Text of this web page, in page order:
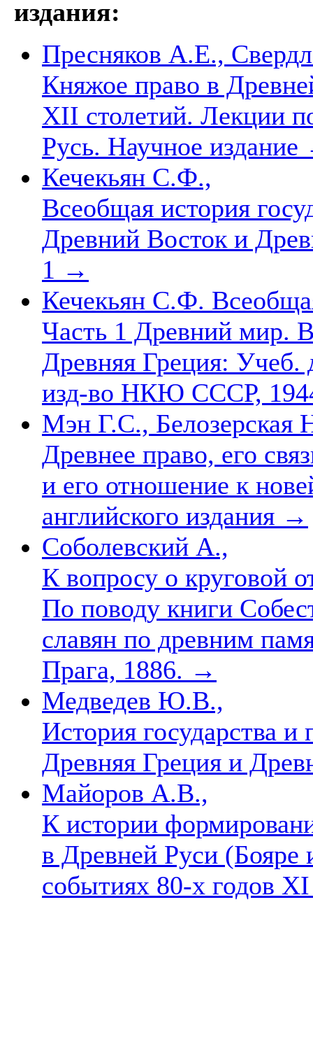
издания:
Пресняков А.Е.,
Княжое право в
XII столетий. Лекции
Русь. Научное издание
Кечекьян С.Ф.,
Всеобщая история
Древний Восток и
1 →
Кечекьян С.Ф.
Часть 1 Древний мир.
Древняя Греция:
изд-во НКЮ СССР,
Мэн Г.С., Белозерская
Древнее право, его
и его отношение к
английского издания →
Соболевский А.,
К вопросу о круговой
По поводу книги
славян по древним
Прага, 1886. →
Медведев Ю.В.,
История государства
Древняя Греция и
Майоров А.В.,
К истории
в Древней Руси
событиях 80-х годов